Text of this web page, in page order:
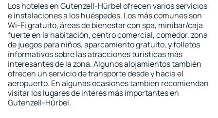
Los hoteles en Gutenzell-Hürbel ofrecen varios servicios
e instalaciones a los huéspedes. Los más comunes son
Wi-Fi gratuito, áreas de bienestar con spa, minibar/caja
fuerte en la habitación, centro comercial, comedor, zona
de juegos para niños, aparcamiento gratuito, y folletos
informativos sobre las atracciones turísticas más
interesantes de la zona. Algunos alojamientos también
ofrecen un servicio de transporte desde y hacia el
aeropuerto. En algunas ocasiones también recomiendan
visitar los lugares de interés más importantes en
Gutenzell-Hürbel.